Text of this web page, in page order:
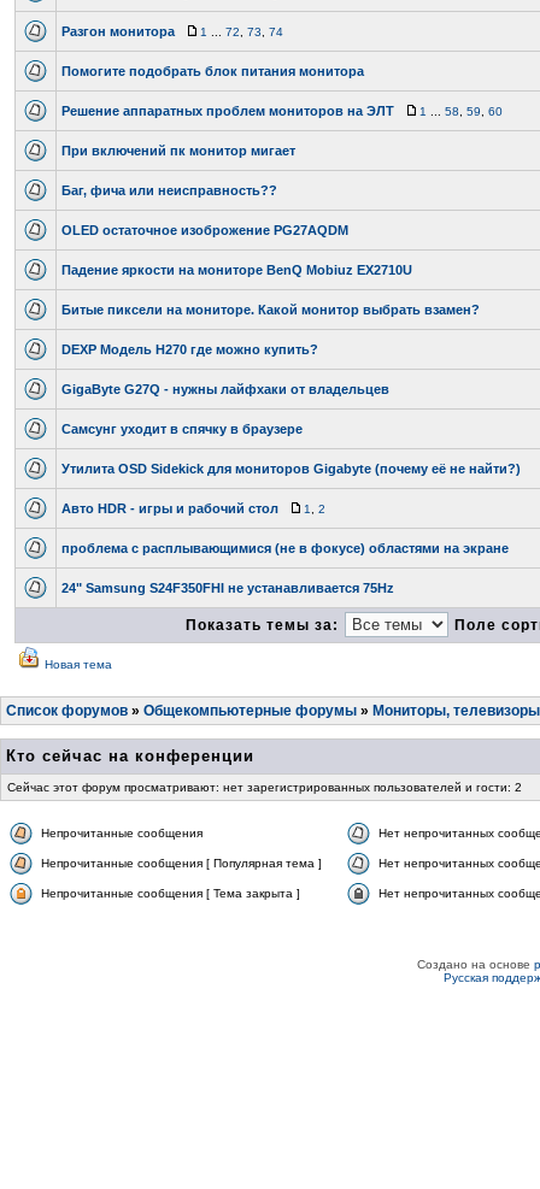
Разгон монитора 1 72 73 74
Помогите подобрать блок питания монитора
Решение аппаратных проблем мониторов на ЭЛТ 1 58 59 60
При включений пк монитор мигает
Баг, фича или неисправность??
OLED остаточное изоброжение PG27AQDM
Падение яркости на мониторе BenQ Mobiuz EX2710U
Битые пиксели на мониторе. Какой монитор выбрать взамен?
DEXP Модель H270 где можно купить?
GigaByte G27Q - нужны лайфхаки от владельцев
Самсунг уходит в спячку в браузере
Утилита OSD Sidekick для мониторов Gigabyte (почему её не найти?)
Авто HDR - игры и рабочий стол 1 2
проблема с расплывающимися (не в фокусе) областями на экране
24" Samsung S24F350FHI не устанавливается 75Hz
Показать темы за: Поле
Новая тема
Список форумов » Общекомпьютерные форумы » Мониторы,
Кто сейчас на конференции
Сейчас этот форум просматривают: нет зарегистрированных пользователей и гости: 2
Непрочитанные сообщения Нет непрочитанных
Непрочитанные сообщения [ Популярная тема ] Нет непрочитанных
Непрочитанные сообщения [ Тема закрыта ] Нет непрочитанных
Создано на основе
Русская